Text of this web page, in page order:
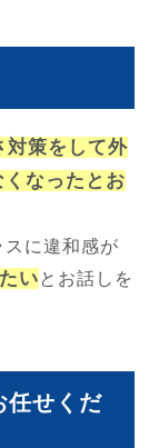
対策をして外
なったとお
に違和感が
いとお話しを
任せくだ